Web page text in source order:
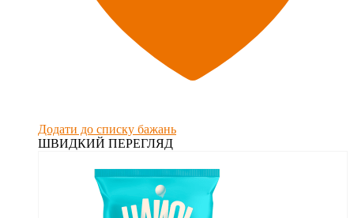
Додати до списку бажань
ШВИДКИЙ ПЕРЕГЛЯД